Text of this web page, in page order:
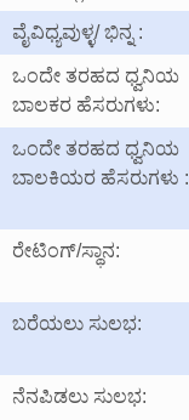
ವೈವಿಧ್ಯವುಳ್ಳ/ ಭಿನ್ನ :
ಒಂದೇ ತರಹದ ಧ್ವನಿಯ
ಬಾಲಕರ ಹೆಸರುಗಳು:
ಒಂದೇ ತರಹದ ಧ್ವನಿಯ
ಬಾಲಕಿಯರ ಹೆಸರುಗಳು :
ರೇಟಿಂಗ್/ಸ್ಥಾನ:
ಬರೆಯಲು ಸುಲಭ:
ನೆನಪಿಡಲು ಸುಲಭ: